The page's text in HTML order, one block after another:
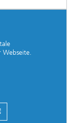
Webseite.